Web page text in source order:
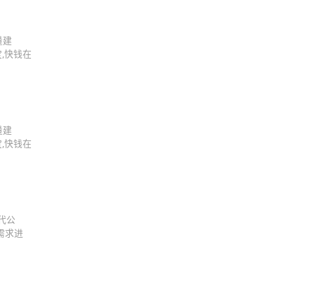
建
快钱在
建
快钱在
公
求进